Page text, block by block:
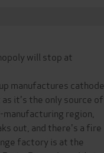
will stop at
manufactures cathode
it's the only source of
region,
out, and there's a fire
factory is at the